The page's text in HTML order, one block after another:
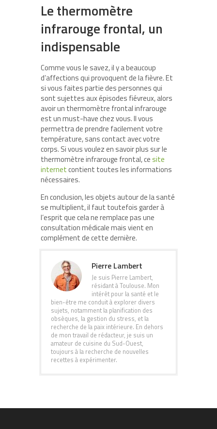
Le thermomètre
infrarouge frontal, un
indispensable
Comme vous le savez, il y a beaucoup
d’affections qui provoquent de la fièvre. Et
si vous faites partie des personnes qui
sont sujettes aux épisodes fiévreux, alors
avoir un thermomètre frontal infrarouge
est un must-have chez vous. Il vous
permettra de prendre facilement votre
température, sans contact avec votre
corps. Si vous voulez en savoir plus sur le
thermomètre infrarouge frontal, cesite
internetcontient toutes les informations
nécessaires.
En conclusion, les objets autour de la santé
se multiplient, il faut toutefois garder à
l’esprit que cela ne remplace pas une
consultation médicale mais vient en
complément de cette dernière.
Pierre Lambert
Je suis Pierre Lambert,
résidant à Toulouse. Mon
intérêt pour la santé et le
bien-être me conduit à explorer divers
sujets, notamment la planification des
obsèques, la gestion du stress, et la
recherche de la paix intérieure. En dehors
de mon travail de rédacteur, je suis un
amateur de cuisine du Sud-Ouest,
toujours à la recherche de nouvelles
recettes à expérimenter.